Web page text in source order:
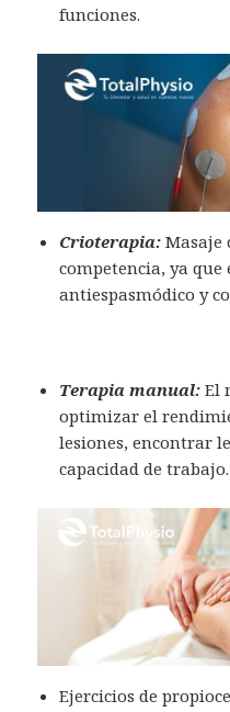
funciones.
Crioterapia: Masaje
competencia, ya que
antiespasmódico y
Terapia manual:El
optimizar el
lesiones, encontrar
capacidad de trabajo.
Ejercicios de